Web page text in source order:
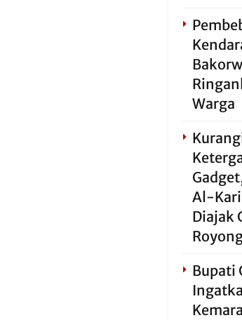
Warga
Al-
Diajak
Bupati